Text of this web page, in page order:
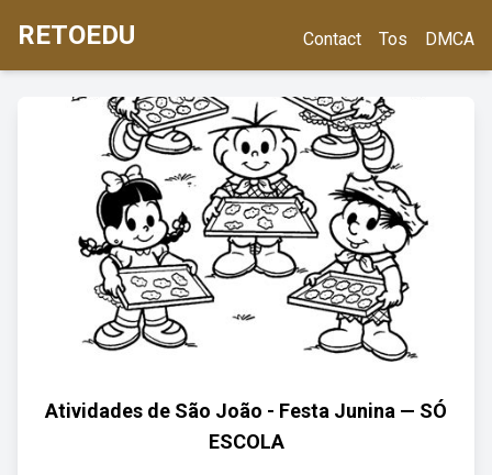
RETOEDU Contact Tos DMCA
Atividades de São João - Festa Junina — SÓ
ESCOLA